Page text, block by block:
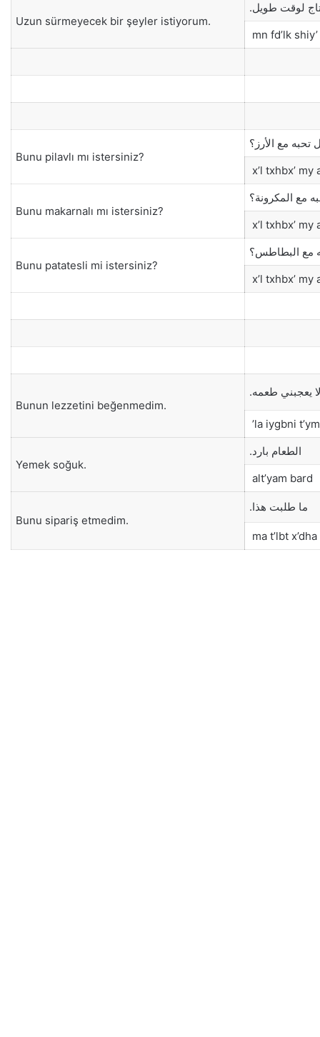
Uzun sürmeyecek bir şeyler istiyorum.
لوقت طويل.
mn fd’lk
Bunu pilavlı mı istersiniz?
تحبه مع الأرز؟
x’l txhbx’ my
Bunu makarnalı mı istersiniz?
مع المكرونة؟
x’l txhbx’
Bunu patatesli mi istersiniz?
مع البطاطس؟
x’l txhbx’ my
Bunun lezzetini beğenmedim.
يعجبني طعمه.
la iygbni
Yemek soğuk.
الطعام بارد.
alt’yam bard
Bunu sipariş etmedim.
ما طلبت هذا.
ma t’lbt x’dha